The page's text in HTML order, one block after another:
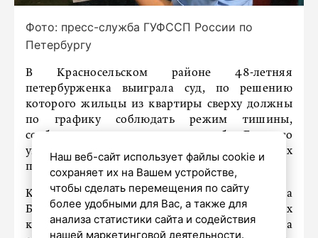
Фото: пресс-служба ГУФССП России по
Петербургу
В Красносельском районе 48-летняя
петербурженка выиграла суд, по решению
которого жильцы из квартиры сверху должны
по графику соблюдать режим тишины,
сообщили сегодня в пресс-службе Главного
управления Федеральной службы судебных
приставов России по Петербургу.
Как стало известно, владелица квартиры на
Балтийском бульваре устала от ежедневных
концертов и застолий своих соседей и решила
Наш веб-сайт использует файлы cookie и
сохраняет их на Вашем устройстве,
чтобы сделать перемещения по сайту
более удобными для Вас, а также для
анализа статистики сайта и содействия
нашей маркетинговой деятельности.